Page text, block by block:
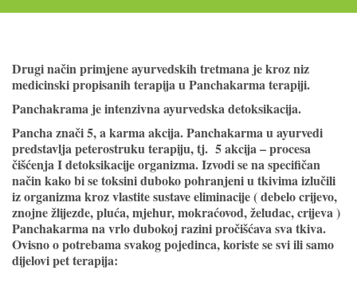
YOGA I TRENINZI
Drugi način primjene ayurvedskih tretmana je kroz niz
medicinski propisanih terapija u Panchakarma terapiji.
Panchakrama je intenzivna ayurvedska detoksikacija.
Pancha znači 5, a karma akcija. Panchakarma u ayurvedi
predstavlja peterostruku terapiju, tj. 5 akcija – procesa
čišćenja I detoksikacije organizma. Izvodi se na specifičan
način kako bi se toksini duboko pohranjeni u tkivima izlučili
iz organizma kroz vlastite sustave eliminacije ( debelo crijevo,
znojne žlijezde, pluća, mjehur, mokraćovod, želudac, crijeva )
Panchakarma na vrlo dubokoj razini pročišćava sva tkiva.
Ovisno o potrebama svakog pojedinca, koriste se svi ili samo
dijelovi pet terapija: